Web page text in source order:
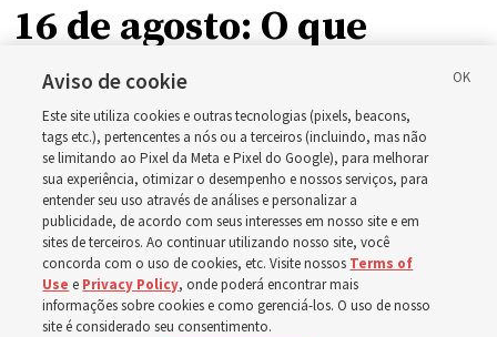
16 de agosto: O que
líderes da Igreja
disseram sobre Jó 1-3,
12-14, 19, 21-24, 38-40,
42?
O guia de estudo desta semana inclui a história das
Aviso de cookie
Este site utiliza cookies e outras tecnologias (pixels, beacons,
tags etc.), pertencentes a nós ou a terceiros (incluindo, mas não
se limitando ao Pixel da Meta e Pixel do Google), para melhorar
sua experiência, otimizar o desempenho e nossos serviços, para
entender seu uso através de análises e personalizar a
publicidade, de acordo com seus interesses em nosso site e em
sites de terceiros. Ao continuar utilizando nosso site, você
concorda com o uso de cookies, etc. Visite nossos Terms of
Use e Privacy Policy, onde poderá encontrar mais
informações sobre cookies e como gerenciá-los. O uso de nosso
site é considerado seu consentimento.